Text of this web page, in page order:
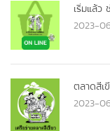
เริ่มแล้ว
2023-
ตลาดสีเ
2023-